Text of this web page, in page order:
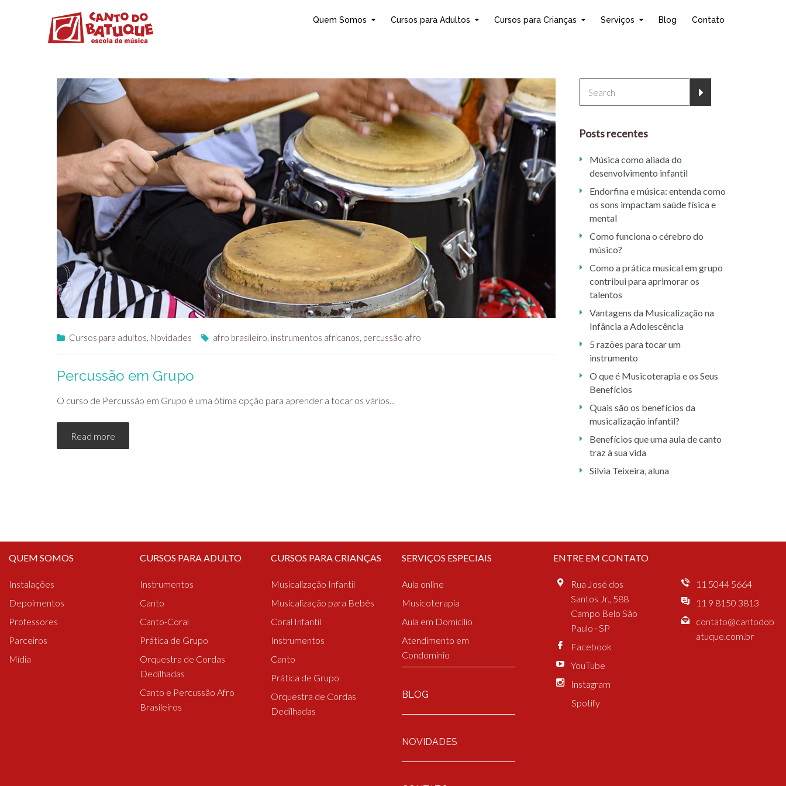
Quem Somos Cursos para Adultos Cursos para Crianças Serviços Blog Contato
Cursos para adultos Novidades afro brasileiro instrumentos africanos percussão afro
Percussão em Grupo
O curso de Percussão em Grupo é uma ótima opção para aprender a tocar os vários...
Read more
Posts recentes
Música como aliada do
desenvolvimento infantil
Endorfina e música: entenda como
os sons impactam saúde física e
mental
Como funciona o cérebro do
músico?
Como a prática musical em grupo
contribui para aprimorar os
talentos
Vantagens da Musicalização na
Infância a Adolescência
5 razões para tocar um
instrumento
O que é Musicoterapia e os Seus
Benefícios
Quais são os benefícios da
musicalização infantil?
Benefícios que uma aula de canto
traz à sua vida
Silvia Teixeira, aluna
QUEM SOMOS
Instalações
Depoimentos
Professores
Parceiros
Mídia
CURSOS PARA ADULTO
Instrumentos
Canto
Canto-Coral
Prática de Grupo
Orquestra de Cordas
Dedilhadas
Canto e Percussão Afro
Brasileiros
CURSOS PARA CRIANÇAS
Musicalização Infantil
Musicalização para Bebês
Coral Infantil
Instrumentos
Canto
Prática de Grupo
Orquestra de Cordas
Dedilhadas
SERVIÇOS ESPECIAIS
Aula online
Musicoterapia
Aula em Domicílio
Atendimento em
Condomínio
BLOG
NOVIDADES
ENTRE EM CONTATO
Rua José dos
Santos Jr., 588
Campo Belo São
Paulo · SP
Facebook
YouTube
Instagram
Spotify
11 5044 5664
11 9 8150 3813
contato@cantodob
atuque.com.br